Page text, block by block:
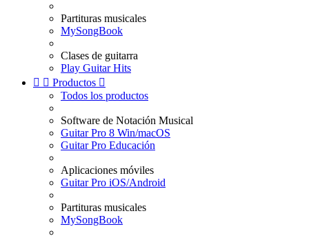
Partituras musicales
MySongBook
Clases de guitarra
Play Guitar Hits
  Productos 
Todos los productos
Software de Notación Musical
Guitar Pro 8 Win/macOS
Guitar Pro Educación
Aplicaciones móviles
Guitar Pro iOS/Android
Partituras musicales
MySongBook